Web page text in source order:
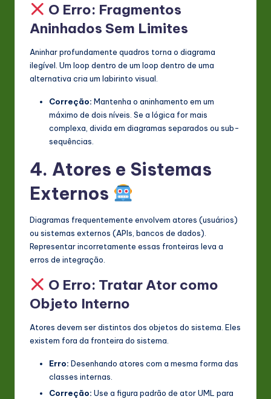
O Erro: Fragmentos
Aninhados Sem Limites
Aninhar profundamente quadros torna o diagrama
ilegível. Um loop dentro de um loop dentro de uma
alternativa cria um labirinto visual.
Correção: Mantenha o aninhamento em um
máximo de dois níveis. Se a lógica for mais
complexa, divida em diagramas separados ou sub-
sequências.
4. Atores e Sistemas
Externos
Diagramas frequentemente envolvem atores (usuários)
ou sistemas externos (APIs, bancos de dados).
Representar incorretamente essas fronteiras leva a
erros de integração.
O Erro: Tratar Ator como
Objeto Interno
Atores devem ser distintos dos objetos do sistema. Eles
existem fora da fronteira do sistema.
Erro: Desenhando atores com a mesma forma das
classes internas.
Correção: Use a figura padrão de ator UML para